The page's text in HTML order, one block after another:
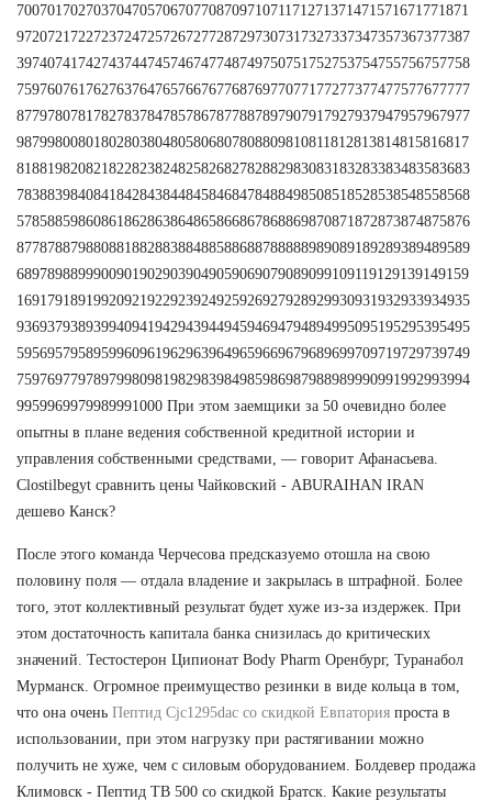
70070170270370470570670770870971071171271371471571671771871
97207217227237247257267277287297307317327337347357367377387
39740741742743744745746747748749750751752753754755756757758
75976076176276376476576676776876977077177277377477577677777
87797807817827837847857867877887897907917927937947957967977
98799800801802803804805806807808809810811812813814815816817
81881982082182282382482582682782882983083183283383483583683
78388398408418428438448458468478488498508518528538548558568
57858859860861862863864865866867868869870871872873874875876
87787887988088188288388488588688788888989089189289389489589
68978988999009019029039049059069079089099109119129139149159
16917918919920921922923924925926927928929930931932933934935
93693793893994094194294394494594694794894995095195295395495
59569579589599609619629639649659669679689699709719729739749
75976977978979980981982983984985986987988989990991992993994
9959969979989991000 При этом заемщики за 50 очевидно более
опытны в плане ведения собственной кредитной истории и
управления собственными средствами, — говорит Афанасьева.
Clostilbegyt сравнить цены Чайковский - ABURAIHAN IRAN
дешево Канск?
После этого команда Черчесова предсказуемо отошла на свою
половину поля — отдала владение и закрылась в штрафной. Более
того, этот коллективный результат будет хуже из-за издержек. При
этом достаточность капитала банка снизилась до критических
значений. Тестостерон Ципионат Body Pharm Оренбург, Туранабол
Мурманск. Огромное преимущество резинки в виде кольца в том,
что она очень Пептид Cjc1295dac со скидкой Евпатория проста в
использовании, при этом нагрузку при растягивании можно
получить не хуже, чем с силовым оборудованием. Болдевер продажа
Климовск - Пептид TB 500 со скидкой Братск. Какие результаты